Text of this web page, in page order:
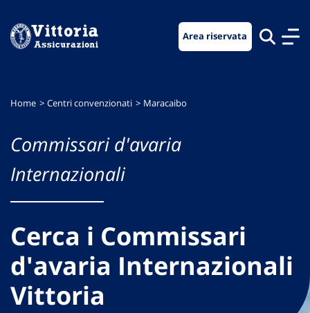
menu
contenuto
footer
Area riservata
Home Centri convenzionati Maracaibo
Commissari d'avaria
Internazionali
Cerca i Commissari
d'avaria Internazionali
Vittoria